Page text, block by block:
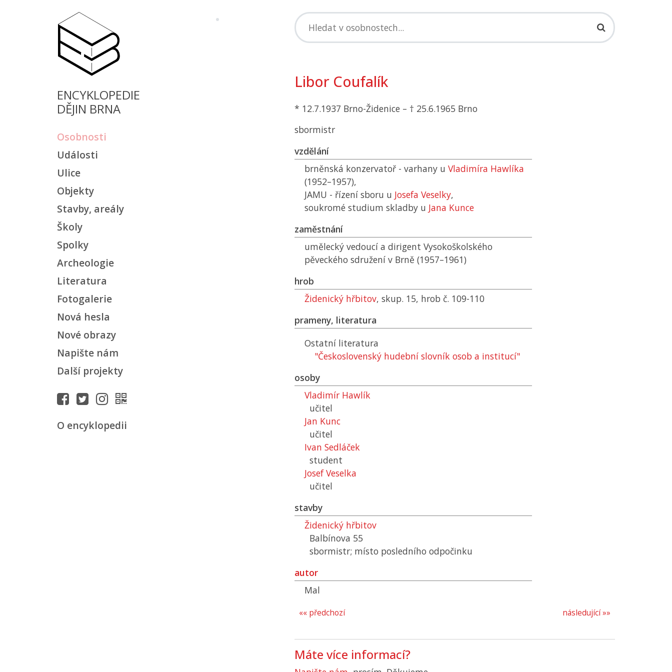
ENCYKLOPEDIE
DĚJIN BRNA
Osobnosti
Události
Ulice
Objekty
Stavby, areály
Školy
Spolky
Archeologie
Literatura
Fotogalerie
Nová hesla
Nové obrazy
Napište nám
Další projekty
O encyklopedii
Libor Coufalík
* 12.7.1937 Brno-Židenice – † 25.6.1965 Brno
sbormistr
vzdělání
brněnská konzervatoř - varhany u Vladimíra Hawlíka
(1952–1957),
JAMU - řízení sboru u Josefa Veselky,
soukromé studium skladby u Jana Kunce
zaměstnání
umělecký vedoucí a dirigent Vysokoškolského
pěveckého sdružení v Brně (1957–1961)
hrob
Židenický hřbitov, skup. 15, hrob č. 109-110
prameny, literatura
Ostatní literatura
"Československý hudební slovník osob a institucí"
osoby
Vladimír Hawlík
učitel
Jan Kunc
učitel
Ivan Sedláček
student
Josef Veselka
učitel
stavby
Židenický hřbitov
Balbínova 55
sbormistr; místo posledního odpočinku
autor
Mal
následující »»
«« předchozí
Máte více informací?